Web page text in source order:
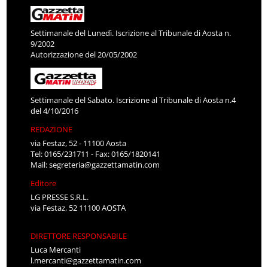
Settimanale del Lunedì. Iscrizione al Tribunale di Aosta n.
9/2002
Autorizzazione del 20/05/2002
Settimanale del Sabato. Iscrizione al Tribunale di Aosta n.4
del 4/10/2016
REDAZIONE
via Festaz, 52 - 11100 Aosta
Tel: 0165/231711 - Fax: 0165/1820141
Mail:segreteria@gazzettamatin.com
Editore
LG PRESSE S.R.L.
via Festaz, 52 11100 AOSTA
DIRETTORE RESPONSABILE
Luca Mercanti
l.mercanti@gazzettamatin.com